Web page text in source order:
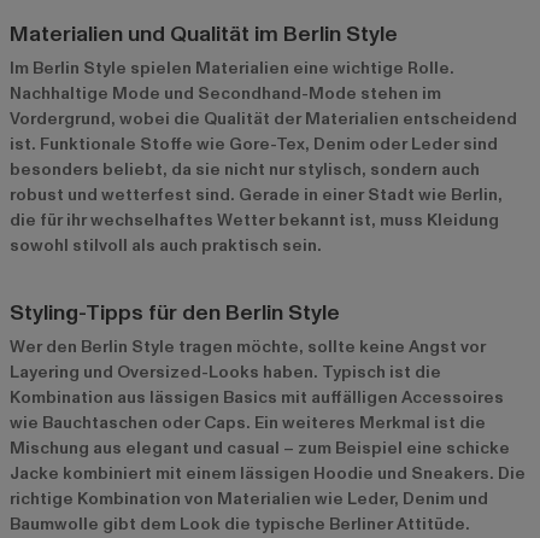
Materialien und Qualität im Berlin Style
Im Berlin Style spielen Materialien eine wichtige Rolle.
Nachhaltige Mode und Secondhand-Mode stehen im
Vordergrund, wobei die Qualität der Materialien entscheidend
ist. Funktionale Stoffe wie Gore-Tex, Denim oder Leder sind
besonders beliebt, da sie nicht nur stylisch, sondern auch
robust und wetterfest sind. Gerade in einer Stadt wie Berlin,
die für ihr wechselhaftes Wetter bekannt ist, muss Kleidung
sowohl stilvoll als auch praktisch sein.
Styling-Tipps für den Berlin Style
Wer den Berlin Style tragen möchte, sollte keine Angst vor
Layering und Oversized-Looks haben. Typisch ist die
Kombination aus lässigen Basics mit auffälligen Accessoires
wie Bauchtaschen oder Caps. Ein weiteres Merkmal ist die
Mischung aus elegant und casual – zum Beispiel eine schicke
Jacke kombiniert mit einem lässigen Hoodie und Sneakers. Die
richtige Kombination von Materialien wie Leder, Denim und
Baumwolle gibt dem Look die typische Berliner Attitüde.